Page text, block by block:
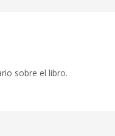
sobre el libro.